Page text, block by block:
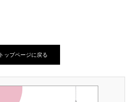
トップページに戻る